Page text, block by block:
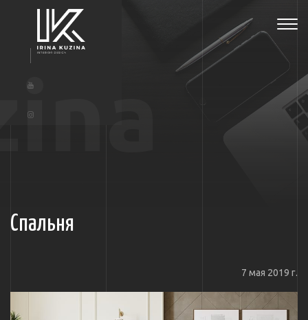
Спальня
7 мая 2019 г.